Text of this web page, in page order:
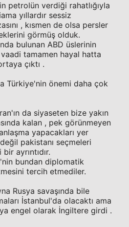
petrolün verdiği rahatlığıyla
yıllardır sessiz
, kısmen de olsa persler
görmüş olduk.
bulunan ABD üslerinin
vaadi tamamen hayal hatta
çıktı .
Türkiye'nin önemi daha çok
da siyaseten bize yakın
kalan , pek görünmeyen
yapacakları yer
pakistanı seçmeleri
ayrıntıdır.
bundan diplomatik
tercih etmediler.
Rusya savaşında bile
İstanbul'da olacaktı ama
engel olarak İngiltere girdi .